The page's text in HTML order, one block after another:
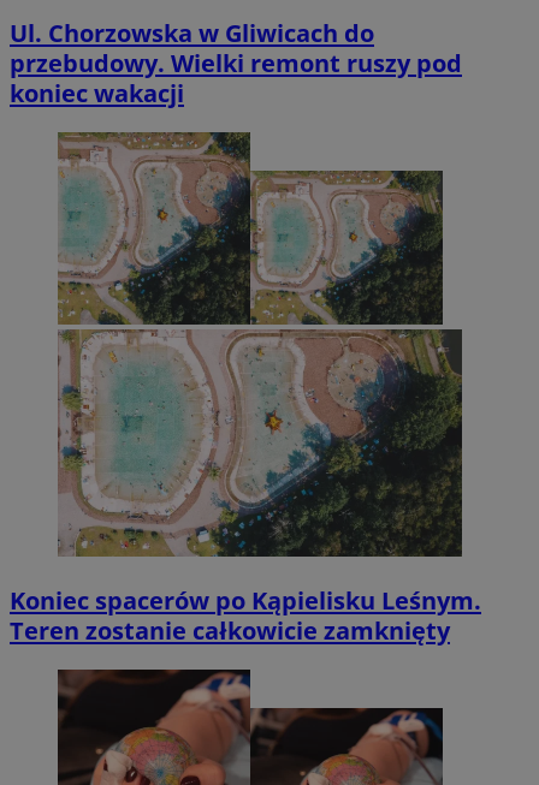
Ul. Chorzowska w Gliwicach do
przebudowy. Wielki remont ruszy pod
koniec wakacji
Koniec spacerów po Kąpielisku Leśnym.
Teren zostanie całkowicie zamknięty